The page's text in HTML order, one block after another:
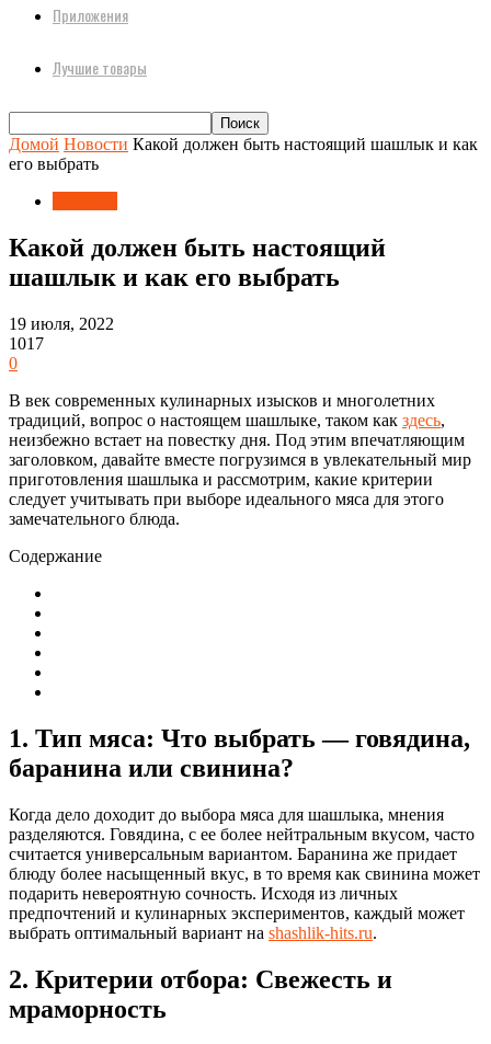
Приложения
Лучшие товары
Домой Новости Какой должен быть настоящий шашлык и как
его выбрать
Какой должен быть настоящий
шашлык и как его выбрать
19 июля, 2022
1017
0
В век современных кулинарных изысков и многолетних
традиций, вопрос о настоящем шашлыке, таком как здесь,
неизбежно встает на повестку дня. Под этим впечатляющим
заголовком, давайте вместе погрузимся в увлекательный мир
приготовления шашлыка и рассмотрим, какие критерии
следует учитывать при выборе идеального мяса для этого
замечательного блюда.
Содержание
1. Тип мяса: Что выбрать — говядина,
баранина или свинина?
Когда дело доходит до выбора мяса для шашлыка, мнения
разделяются. Говядина, с ее более нейтральным вкусом, часто
считается универсальным вариантом. Баранина же придает
блюду более насыщенный вкус, в то время как свинина может
подарить невероятную сочность. Исходя из личных
предпочтений и кулинарных экспериментов, каждый может
выбрать оптимальный вариант на shashlik-hits.ru.
2. Критерии отбора: Свежесть и
мраморность